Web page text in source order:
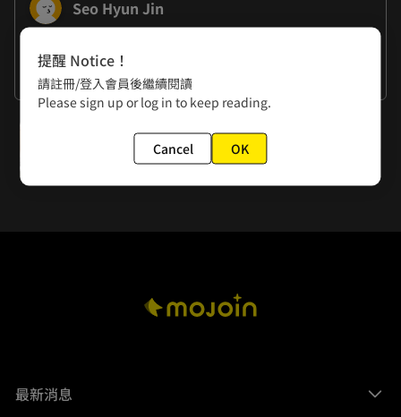
Seo Hyun Jin
作者的話
謝謝大家的閱讀
第76話 天空之門開啟
最新消息
提醒 Notice！
請註冊/登入會員後繼續閱讀
Please sign up or log in to keep reading.
Cancel OK